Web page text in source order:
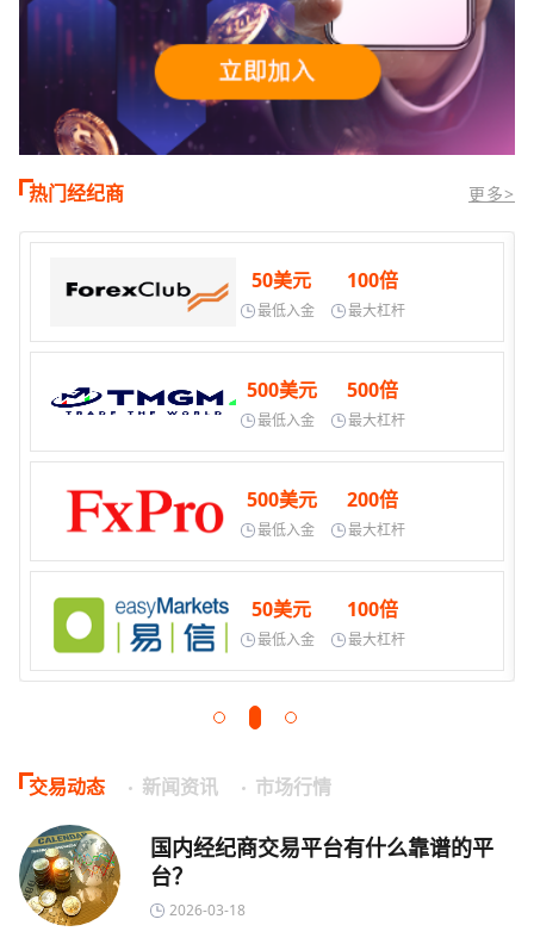
热门经纪商 更多>
50美元
最低入金
100倍
最大杠杆
500美元
最低入金
500倍
最大杠杆
500美元
最低入金
200倍
最大杠杆
50美元
最低入金
100倍
最大杠杆
交易动态 新闻资讯 市场行情
国内经纪商交易平台有什么靠谱的平
台？
2026-03-18